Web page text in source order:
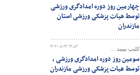
چهارمین روز دوره امدادگری ورزشی
توسط هیات پزشکی ورزشی استان
مازندران
۱۴۰۳-۰۵-۲۲ ۱۴:۵۲ کلیپ ببینید ...
سومین روز دوره امدادگری ورزشی ،
توسط هیات پزشکی ورزشی مازندران